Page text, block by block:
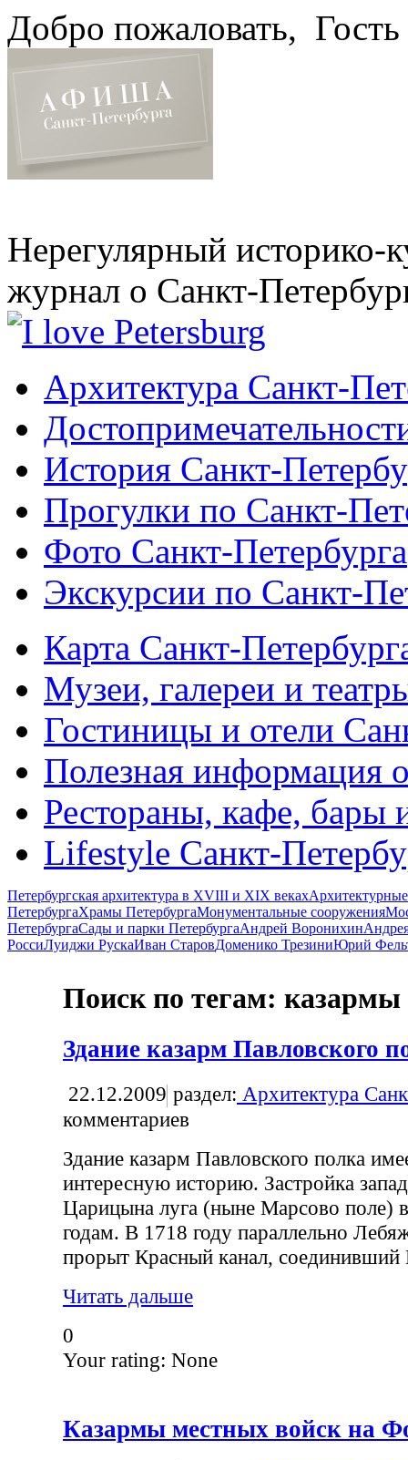
Добро пожаловать, Гость
Нерегулярный историко-
журнал о Санкт-
Архитектура Санкт-
История Санкт-
Прогулки по Санкт-
Фото Санкт-Петербурга
Экскурсии по Санкт-
Карта Санкт-
Музеи, галереи и
Гостиницы и отели
Полезная информация
Рестораны, кафе, бары
Lifestyle Санкт-
Петербургская архитектура в XVIII и XIX веках
ПетербургаХрамы ПетербургаМонументальные сооружения
ПетербургаСады и парки ПетербургаАндрей Воронихин
РоссиЛуиджи РускаИван СтаровДоменико ТрезиниЮрий
Поиск по тегам: казармы
Здание казарм Павловского
22.12.2009 раздел: Архитектура
комментариев
Здание казарм Павловского полка
интересную историю. Застройка
Царицына луга (ныне Марсово поле)
годам. В 1718 году параллельно
прорыт Красный канал,
Читать дальше
0
Your rating: None
Казармы местных войск на